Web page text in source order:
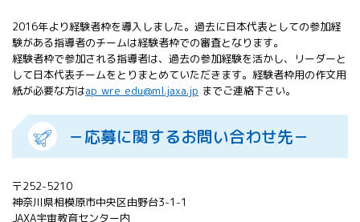
2016年より経験者枠を導入しました。過去に日本代表としての参加経
験がある指導者のチームは経験者枠での審査となります。
経験者枠で参加される指導者は、過去の参加経験を活かし、リーダーと
して日本代表チームをとりまとめていただきます。経験者枠用の作文用
紙が必要な方はap_wre_edu@ml.jaxa.jp までご連絡下さい。
－応募に関するお問い合わせ先－
〒252-5210
神奈川県相模原市中央区由野台3-1-1
JAXA宇宙教育センター内